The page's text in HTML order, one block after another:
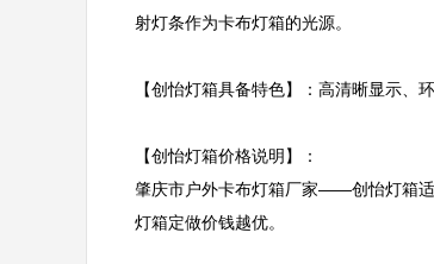
射灯条作为卡布灯箱的光源。
【创怡灯箱具备特色】：高清晰显示、
【创怡灯箱价格说明】：
肇庆市户外卡布灯箱厂家——创怡灯箱
灯箱定做价钱越优。